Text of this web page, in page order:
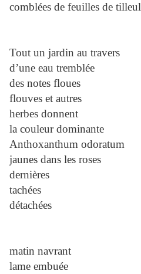
comblées de feuilles de tilleul
Tout un jardin au travers
d’une eau tremblée
des notes floues
flouves et autres
herbes donnent
la couleur dominante
Anthoxanthum odoratum
jaunes dans les roses
dernières
tachées
détachées
matin navrant
lame embuée